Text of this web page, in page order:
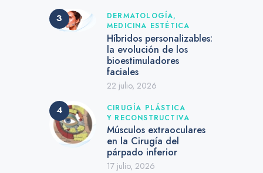
DERMATOLOGÍA,
MEDICINA ESTÉTICA
Híbridos personalizables:
la evolución de los
bioestimuladores
faciales
22 julio, 2026
CIRUGÍA PLÁSTICA
Y RECONSTRUCTIVA
Músculos extraoculares
en la Cirugía del
párpado inferior
17 julio, 2026